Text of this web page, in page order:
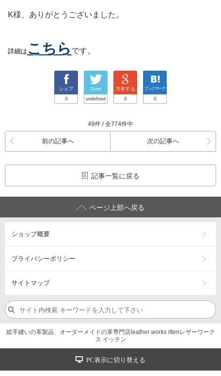
K様、ありがとうございました。
詳細は こちら です。
シェア
0
Tweet
undefined
共有する
0
ブックマーク
0
49件 / 全774件中
前の記事へ 次の記事へ
記事一覧に戻る
ページ上部へ戻る
ショップ概要
プライバシーポリシー
サイトマップ
総手縫いの革製品、オーダーメイドの革専門店leather works ittenレザーワーク
ス イッテン
PC表示に切り替える